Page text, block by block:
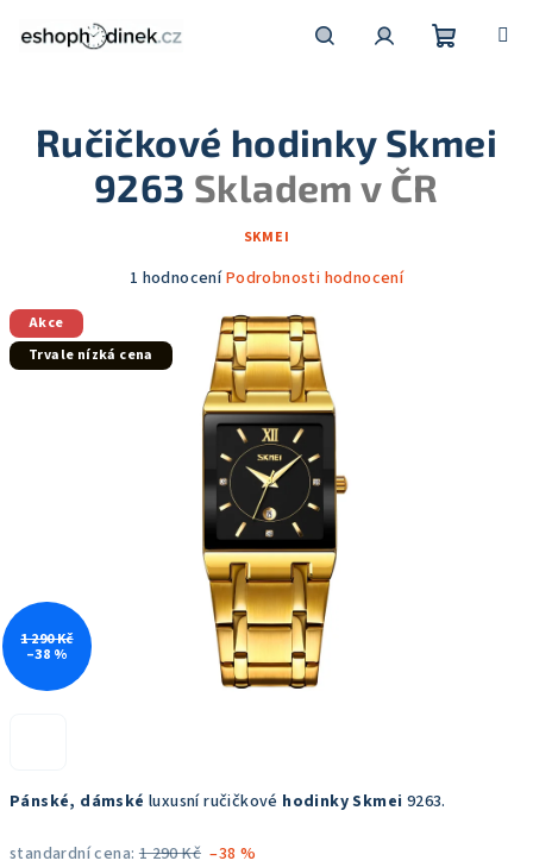
košík
Pánské, dámské luxusní ručičkové hodinky Skmei 9263.
standardní cena: 1 290 Kč –38 %
Ručičkové hodinky Skmei
9263 Skladem v ČR
SKMEI
Průměrné
je
5,0
1 hodnoceníPodrobnosti hodnocení
Akce
Trvale nízká cena
1 290 Kč
–38 %